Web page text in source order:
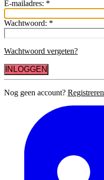
E-mailadres: *
Wachtwoord: *
Wachtwoord vergeten?
INLOGGEN
Nog geen account? Registreren